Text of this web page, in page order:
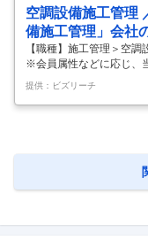
空調設備施工管理
備施工管理」会社
募集年間休日125
プの中核企業全国
【職種】施工管理＞空
※会員属性などに応じ、
が異なる場合がありま
社の次なる成長エンジン
25年3月期に過去最高益
期経営指針では「空調
利益率アップの機会であ
世代の組織体制構築に
提供：ビズリーチ